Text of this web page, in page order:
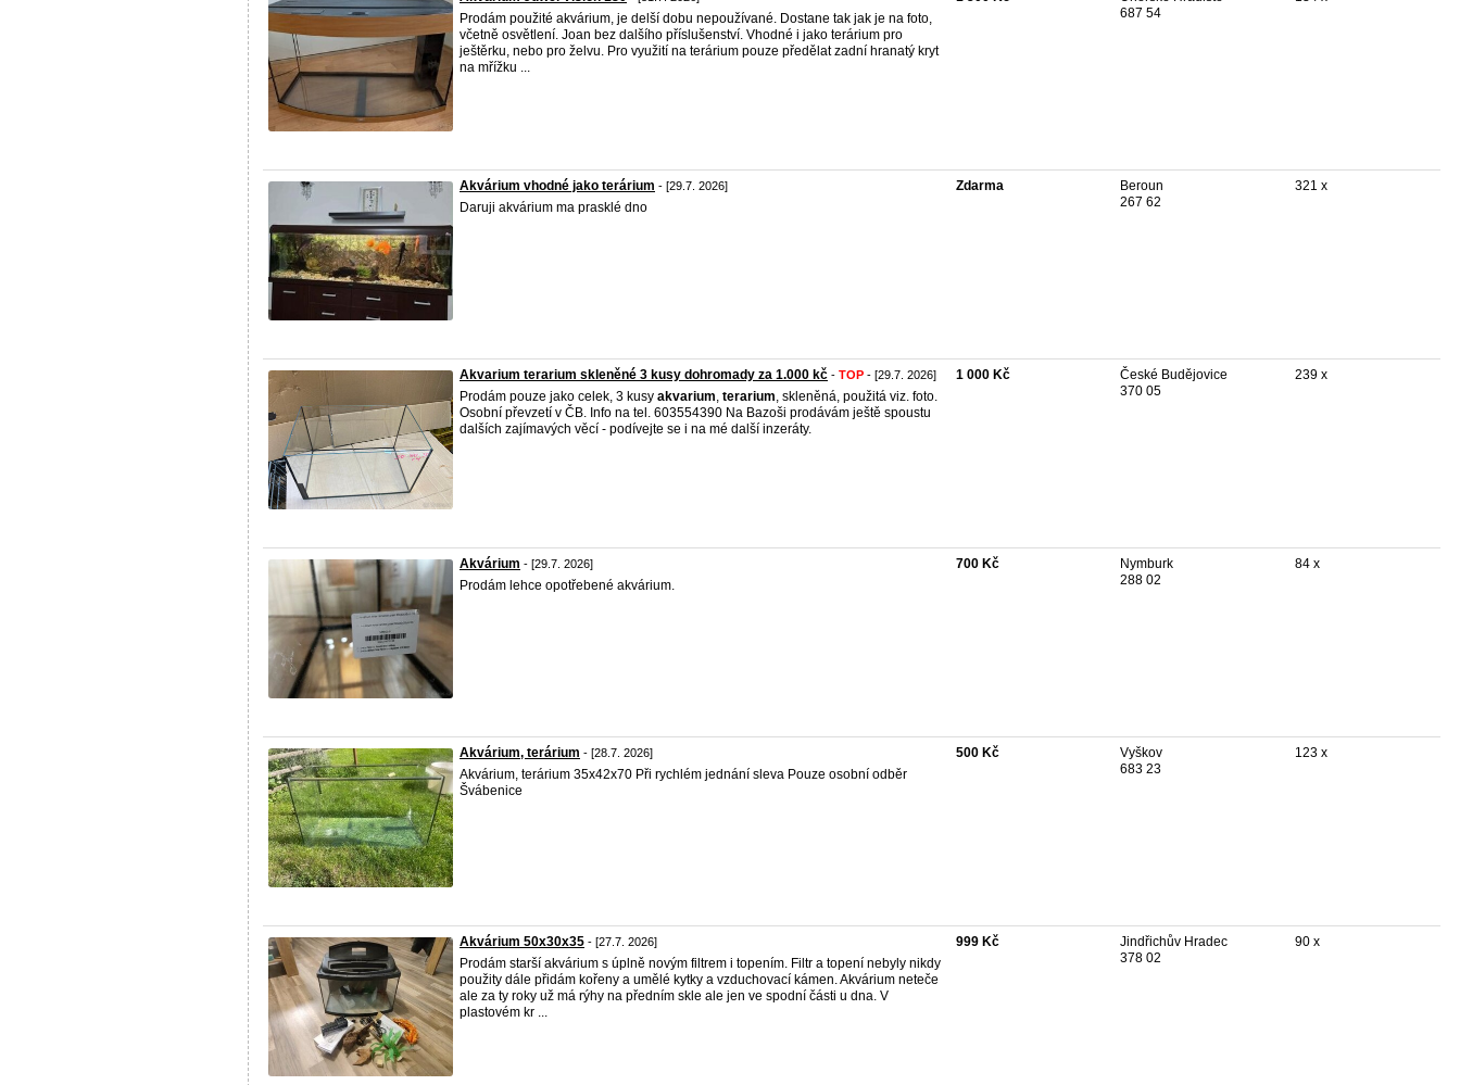
Prodám použité akvárium, je delší dobu nepoužívané. Dostane tak jak je na foto,
včetně osvětlení. Joan bez dalšího příslušenství. Vhodné i jako terárium pro
ještěrku, nebo pro želvu. Pro využití na terárium pouze předělat zadní hranatý kryt
na mřížku ...
687 54
Akvárium vhodné jako terárium - [29.7. 2026]
Daruji akvárium ma prasklé dno
Zdarma
Beroun
267 62
321 x
Akvarium terarium skleněné 3 kusy dohromady za 1.000 kč - TOP - [29.7. 2026]
Prodám pouze jako celek, 3 kusy akvarium, terarium, skleněná, použitá viz. foto.
Osobní převzetí v ČB. Info na tel. 603554390 Na Bazoši prodávám ještě spoustu
dalších zajímavých věcí - podívejte se i na mé další inzeráty.
1 000 Kč
České Budějovice
370 05
239 x
Akvárium - [29.7. 2026]
Prodám lehce opotřebené akvárium.
700 Kč
Nymburk
288 02
84 x
Akvárium, terárium - [28.7. 2026]
Akvárium, terárium 35x42x70 Při rychlém jednání sleva Pouze osobní odběr
Švábenice
500 Kč
Vyškov
683 23
123 x
Akvárium 50x30x35 - [27.7. 2026]
Prodám starší akvárium s úplně novým filtrem i topením. Filtr a topení nebyly nikdy
použity dále přidám kořeny a umělé kytky a vzduchovací kámen. Akvárium neteče
ale za ty roky už má rýhy na předním skle ale jen ve spodní části u dna. V
plastovém kr ...
999 Kč
Jindřichův Hradec
378 02
90 x